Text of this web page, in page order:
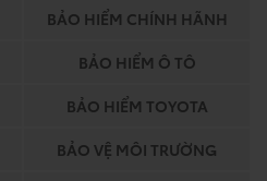
BẢO HIỂM CHÍNH HÃNH
BẢO HIỂM Ô TÔ
BẢO HIỂM TOYOTA
BẢO VỆ MÔI TRƯỜNG